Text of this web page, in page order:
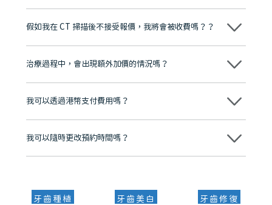
維港口腔踐行「醫道濟世」的大學校訓，各分院匯聚來自香港、內地的
牌」、「2025香港企業領袖品牌」，是諾貝爾種植系統全球放心植牙中
至今已服務超過三十個國家和地區的顧客，受到粵港澳大灣區及周邊城
市市民極高的口碑評價及信任推薦 珠海、深圳設有八大分院，香港亦設
有咨詢及服務保障中心，有任何問題都可以隨時預約免費咨詢，讓人十
假如我在 CT 掃描後不接受報價，我將會被收費嗎？？
不會！只要未開始實際服務之前，你不會被收取任何費用。
治療過程中，會出現額外加價的情況嗎？
不會，治療前我們會詳細說明治療方案及對應的價錢，顧客同意並簽字
我可以透過港幣支付費用嗎？
可以。維港口腔會按照當日匯率轉算收取費用，而匯率會及時告知客人
我可以隨時更改預約時間嗎？
可以，請盡早通過wechat或whatsapp聯絡我們，告知我們你原本預約
牙齒種植
牙齒美白
牙齒修復